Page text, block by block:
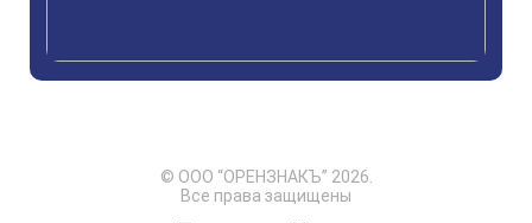
© ООО “ОРЕНЗНАКЪ” 2026.
Все права защищены